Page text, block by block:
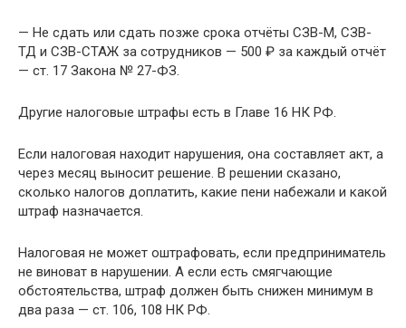
— Не сдать или сдать позже срока отчёты СЗВ-М, СЗВ-
ТД и СЗВ-СТАЖ за сотрудников — 500 ₽ за каждый отчёт
— ст. 17 Закона № 27-ФЗ.
Другие налоговые штрафы есть в Главе 16 НК РФ.
Если налоговая находит нарушения, она составляет акт, а
через месяц выносит решение. В решении сказано,
сколько налогов доплатить, какие пени набежали и какой
штраф назначается.
Налоговая не может оштрафовать, если предприниматель
не виноват в нарушении. А если есть смягчающие
обстоятельства, штраф должен быть снижен минимум в
два раза — ст. 106, 108 НК РФ.